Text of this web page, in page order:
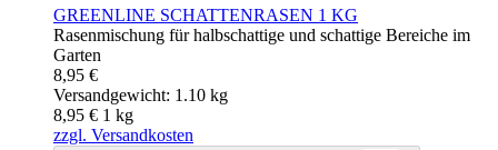
GREENLINE SCHATTENRASEN 1 KG
Rasenmischung für halbschattige und schattige Bereiche im
Garten
8,95 €
Versandgewicht: 1.10 kg
8,95 € 1 kg
zzgl. Versandkosten